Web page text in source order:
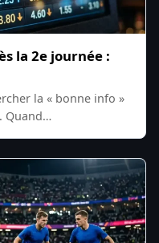
la 2e journée :
la « bonne info »
Quand…